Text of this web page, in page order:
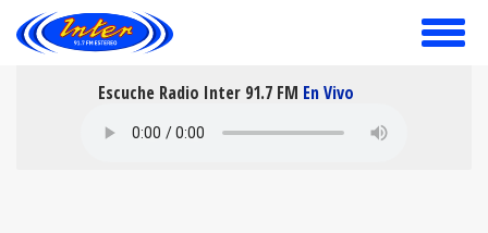
toggle
Escuche Radio Inter 91.7 FM En Vivo